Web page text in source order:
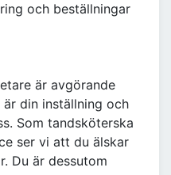
och beställningar
är avgörande
din inställning och
Som tandsköterska
ser vi att du älskar
Du är dessutom